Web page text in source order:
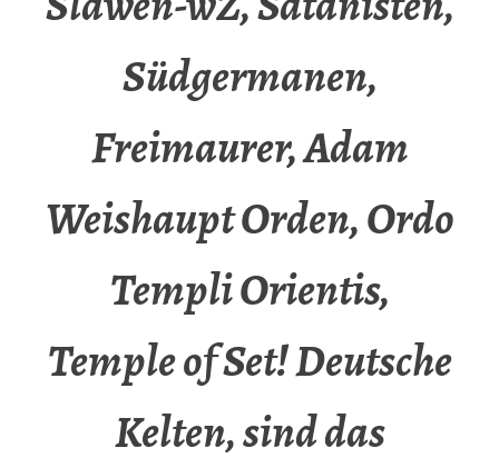
Südgermanen,
Freimaurer, Adam
Weishaupt Orden, Ordo
Templi Orientis,
Temple of Set! Deutsche
Kelten, sind das